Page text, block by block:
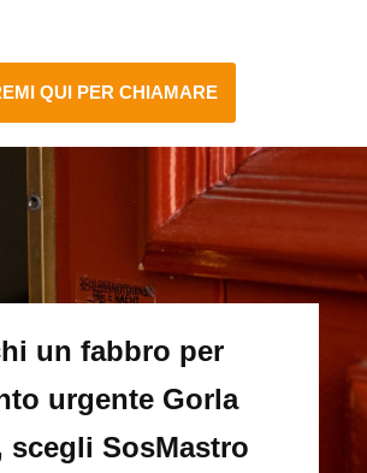
QUI PER CHIAMARE
un fabbro per
urgente Gorla
scegli SosMastro